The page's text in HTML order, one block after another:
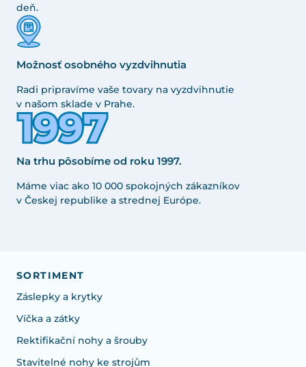
deň.
Možnosť osobného vyzdvihnutia
Radi pripravíme vaše tovary na vyzdvihnutie
v našom sklade v Prahe.
Na trhu pôsobíme od roku 1997.
Máme viac ako 10 000 spokojných zákazníkov
v Českej republike a strednej Európe.
SORTIMENT
Záslepky a krytky
Víčka a zátky
Rektifikační nohy a šrouby
Stavitelné nohy ke strojům